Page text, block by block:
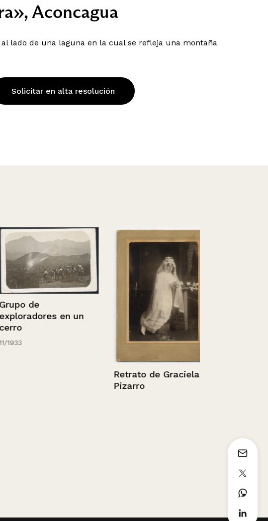
Aconcagua
lado de una laguna en la cual se refleja una montaña
Solicitar en alta resolución
de
en un
Retrato de Graciela
Pizarro